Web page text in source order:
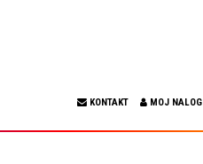
KONTAKT MOJ NALOG